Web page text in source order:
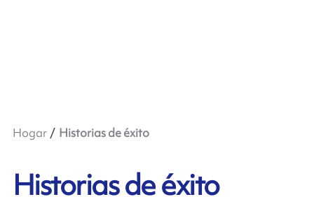
Hogar Historias de éxito
Historias de éxito